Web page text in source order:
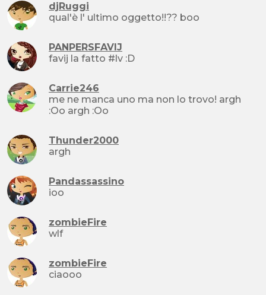
djRuggi
qual'è l' ultimo oggetto!!?? boo
PANPERSFAVIJ
favij la fatto #lv :D
Carrie246
me ne manca uno ma non lo trovo! argh
:Oo argh :Oo
Thunder2000
argh
Pandassassino
ioo
zombieFire
wlf
zombieFire
ciaooo